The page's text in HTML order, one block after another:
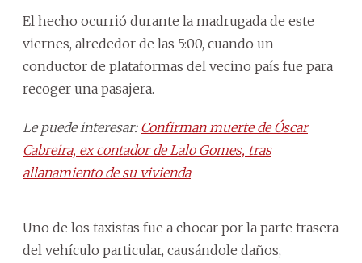
El hecho ocurrió durante la madrugada de este
viernes, alrededor de las 5:00, cuando un
conductor de plataformas del vecino país fue para
recoger una pasajera.
Le puede interesar: Confirman muerte de Óscar
Cabreira, ex contador de Lalo Gomes, tras
allanamiento de su vivienda
Uno de los taxistas fue a chocar por la parte trasera
del vehículo particular, causándole daños,